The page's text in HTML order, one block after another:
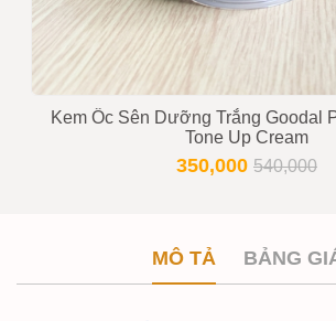
Kem Ốc Sên Dưỡng Trắng Goodal
Tone Up Cream
350,000 540,000
MÔ TẢ BẢNG